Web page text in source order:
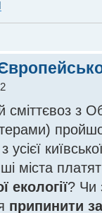
сміттєвоз з
міста
екології? Чи
припинити